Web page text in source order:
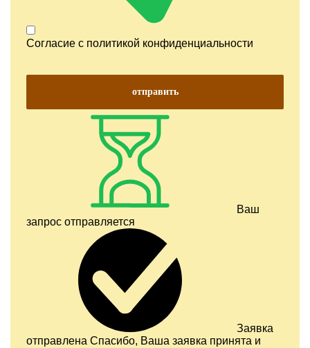
Согласие с политикой конфиденциальности
отправить
Ваш
запрос отправляется
Заявка
отправлена Спасибо, Ваша заявка принята и